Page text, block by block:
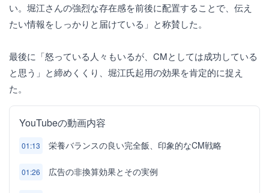
い。堀江さんの強烈な存在感を前後に配置することで、伝え
たい情報をしっかりと届けている」と称賛した。
最後に「怒っている人々もいるが、CMとしては成功している
と思う」と締めくくり、堀江氏起用の効果を肯定的に捉え
た。
YouTubeの動画内容
01:13 栄養バランスの良い完全飯、印象的なCM戦略
01:26 広告の非換算効果とその実例